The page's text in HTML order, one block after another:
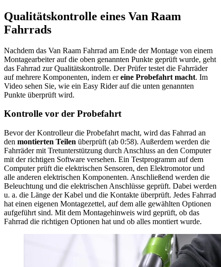
Qualitätskontrolle eines Van Raam
Fahrrads
Nachdem das Van Raam Fahrrad am Ende der Montage von einem
Montagearbeiter auf die oben genannten Punkte geprüft wurde, geht
das Fahrrad zur Qualitätskontrolle. Der Prüfer testet die Fahrräder
auf mehrere Komponenten, indem ereine Probefahrt macht. Im
Video sehen Sie, wie ein Easy Rider auf die unten genannten
Punkte überprüft wird.
Kontrolle vor der Probefahrt
Bevor der Kontrolleur die Probefahrt macht, wird das Fahrrad an
den montierten Teilen überprüft (ab 0:58). Außerdem werden die
Fahrräder mit Tretunterstützung durch Anschluss an den Computer
mit der richtigen Software versehen. Ein Testprogramm auf dem
Computer prüft die elektrischen Sensoren, den Elektromotor und
alle anderen elektrischen Komponenten. Anschließend werden die
Beleuchtung und die elektrischen Anschlüsse geprüft. Dabei werden
u. a. die Länge der Kabel und die Kontakte überprüft. Jedes Fahrrad
hat einen eigenen Montagezettel, auf dem alle gewählten Optionen
aufgeführt sind. Mit dem Montagehinweis wird geprüft, ob das
Fahrrad die richtigen Optionen hat und ob alles montiert wurde.